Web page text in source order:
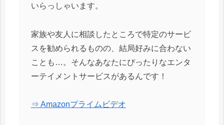
いらっしゃいます。
家族や友人に相談したところで特定のサービ
スを勧められるものの、結局好みに合わない
ことも…。そんなあなたにぴったりなエンタ
ーテイメントサービスがあるんです！
⇒ Amazonプライムビデオ